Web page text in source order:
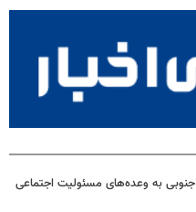
به وعده‌های مسئولیت اجتماعی